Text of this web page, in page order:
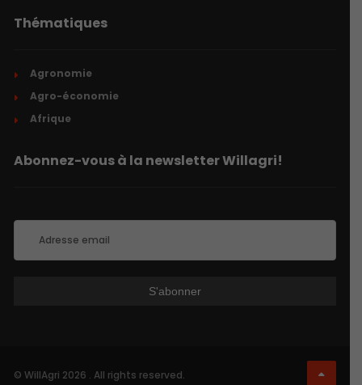
Thématiques
Agronomie
Agro-économie
Afrique
Abonnez-vous à la newsletter Willagri!
© WillAgri 2026 . All rights reserved.